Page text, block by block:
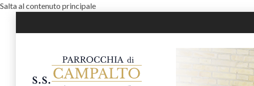
Salta al contenuto principale